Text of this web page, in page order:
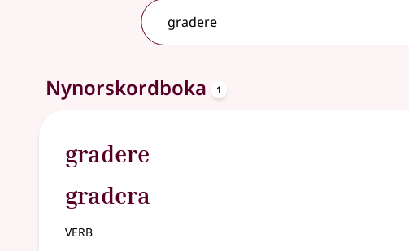
Eitt treff .Ytterlegare søkjeforslag tilgjengelege
Nynorskordboka 1
gradere
gradera
verb